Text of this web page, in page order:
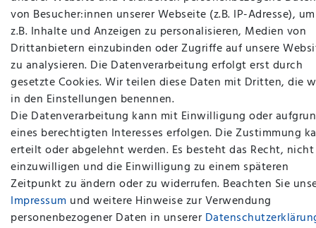
von Besucher:innen unserer Webseite (z.B. IP-Adresse), um
z.B. Inhalte und Anzeigen zu personalisieren, Medien von
Drittanbietern einzubinden oder Zugriffe auf unsere
zu analysieren. Die Datenverarbeitung erfolgt erst durch
gesetzte Cookies. Wir teilen diese Daten mit Dritten, die
in den Einstellungen benennen.
Die Datenverarbeitung kann mit Einwilligung oder
eines berechtigten Interesses erfolgen. Die Zustimmung
erteilt oder abgelehnt werden. Es besteht das Recht, nicht
einzuwilligen und die Einwilligung zu einem späteren
Zeitpunkt zu ändern oder zu widerrufen. Beachten Sie
Impressum und weitere Hinweise zur Verwendung
personenbezogener Daten in unserer
plentymarkets Template von Plenty Lions
BACK TO TOP